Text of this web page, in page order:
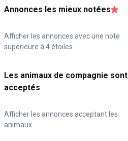
Annonces les mieux notées
Afficher les annonces avec une note
supérieure à 4 étoiles
Les animaux de compagnie sont
acceptés
Afficher les annonces acceptant les
animaux